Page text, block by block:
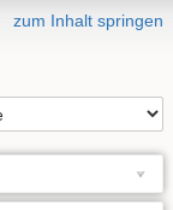
zum Inhalt springen